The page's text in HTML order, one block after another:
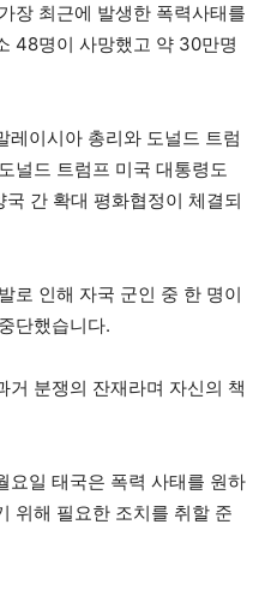
장 최근에 발생한 폭력사태를
48명이 사망했고 약 30만명
레이시아 총리와 도널드 트럼
널드 트럼프 미국 대통령도
간 확대 평화협정이 체결되
로 인해 자국 군인 중 한 명이
단했습니다.
거 분쟁의 잔재라며 자신의 책
요일 태국은 폭력 사태를 원하
위해 필요한 조치를 취할 준